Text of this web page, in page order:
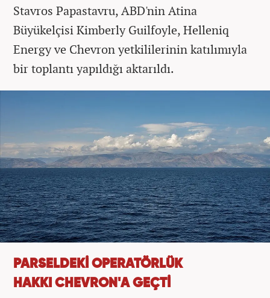
Stavros Papastavru, ABD'nin Atina
Büyükelçisi Kimberly Guilfoyle, Helleniq
Energy ve Chevron yetkililerinin katılımıyla
bir toplantı yapıldığı aktarıldı.
PARSELDEKİ OPERATÖRLÜK
HAKKI CHEVRON'A GEÇTİ